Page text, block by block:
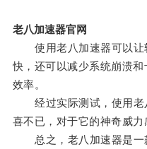
老八加速器官网
使用老八加速器可以让
快，还可以减少系统崩溃
效率。
经过实际测试，使用老
喜不已，对于它的神奇威力
总之，老八加速器是一